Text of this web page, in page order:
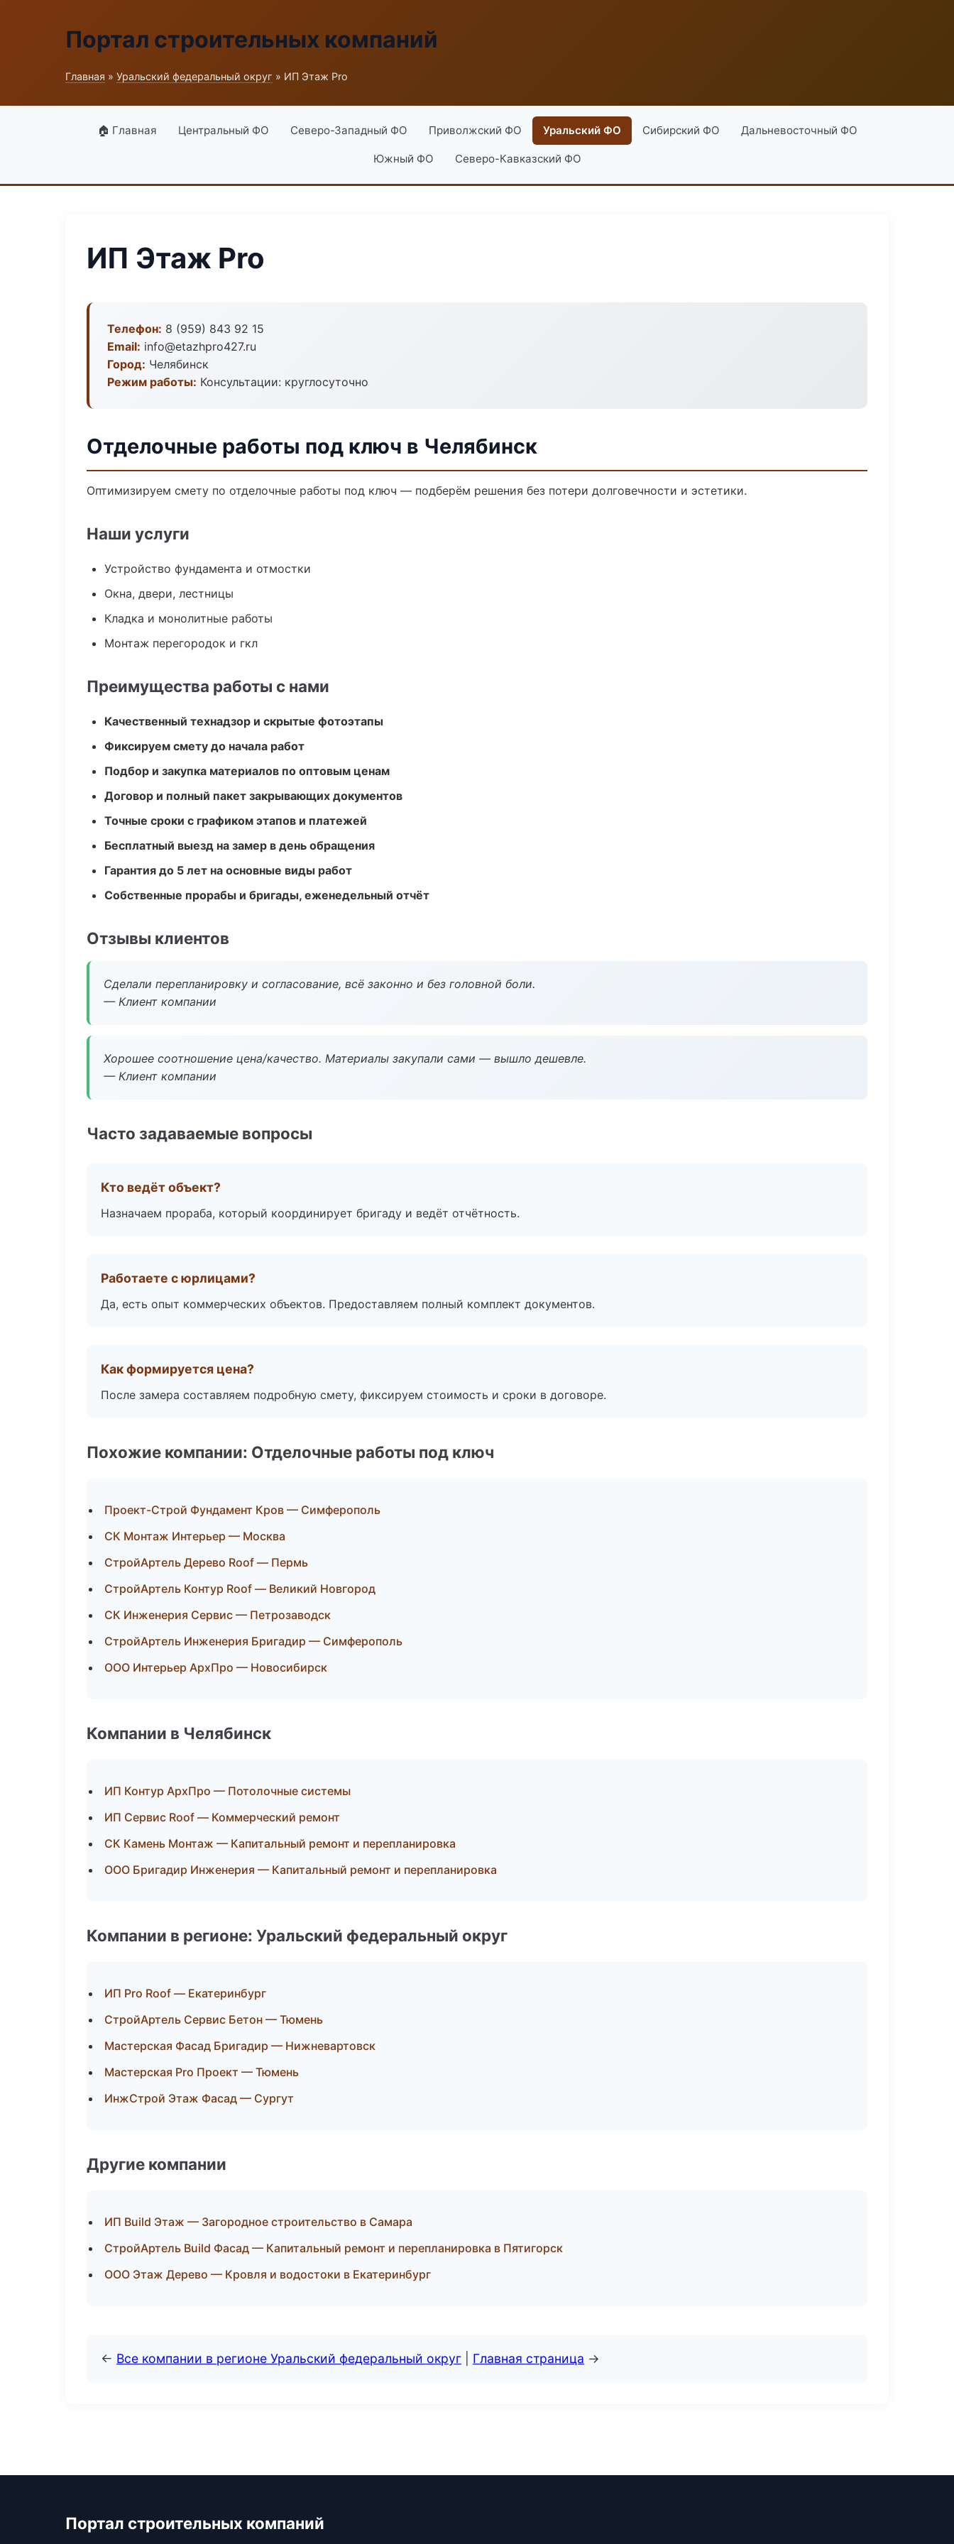
Портал строительных компаний
Главная » Уральский федеральный округ » ИП Этаж Pro
🏠 Главная Центральный ФО Северо-Западный ФО Приволжский ФО Уральский ФО Сибирский ФО Дальневосточный ФО
Южный ФО Северо-Кавказский ФО
ИП Этаж Pro
Телефон: 8 (959) 843 92 15
Email: info@etazhpro427.ru
Город: Челябинск
Режим работы: Консультации: круглосуточно
Отделочные работы под ключ в Челябинск
Оптимизируем смету по отделочные работы под ключ — подберём решения без потери долговечности и эстетики.
Наши услуги
Устройство фундамента и отмостки
Окна, двери, лестницы
Кладка и монолитные работы
Монтаж перегородок и гкл
Преимущества работы с нами
Качественный технадзор и скрытые фотоэтапы
Фиксируем смету до начала работ
Подбор и закупка материалов по оптовым ценам
Договор и полный пакет закрывающих документов
Точные сроки с графиком этапов и платежей
Бесплатный выезд на замер в день обращения
Гарантия до 5 лет на основные виды работ
Собственные прорабы и бригады, еженедельный отчёт
Отзывы клиентов
Сделали перепланировку и согласование, всё законно и без головной боли.
— Клиент компании
Хорошее соотношение цена/качество. Материалы закупали сами — вышло дешевле.
— Клиент компании
Часто задаваемые вопросы
Кто ведёт объект?
Назначаем прораба, который координирует бригаду и ведёт отчётность.
Работаете с юрлицами?
Да, есть опыт коммерческих объектов. Предоставляем полный комплект документов.
Как формируется цена?
После замера составляем подробную смету, фиксируем стоимость и сроки в договоре.
Похожие компании: Отделочные работы под ключ
Проект-Строй Фундамент Кров — Симферополь
СК Монтаж Интерьер — Москва
СтройАртель Дерево Roof — Пермь
СтройАртель Контур Roof — Великий Новгород
СК Инженерия Сервис — Петрозаводск
СтройАртель Инженерия Бригадир — Симферополь
ООО Интерьер АрхПро — Новосибирск
Компании в Челябинск
ИП Контур АрхПро — Потолочные системы
ИП Сервис Roof — Коммерческий ремонт
СК Камень Монтаж — Капитальный ремонт и перепланировка
ООО Бригадир Инженерия — Капитальный ремонт и перепланировка
Компании в регионе: Уральский федеральный округ
ИП Pro Roof — Екатеринбург
СтройАртель Сервис Бетон — Тюмень
Мастерская Фасад Бригадир — Нижневартовск
Мастерская Pro Проект — Тюмень
ИнжСтрой Этаж Фасад — Сургут
Другие компании
ИП Build Этаж — Загородное строительство в Самара
СтройАртель Build Фасад — Капитальный ремонт и перепланировка в Пятигорск
ООО Этаж Дерево — Кровля и водостоки в Екатеринбург
← Все компании в регионе Уральский федеральный округ Главная страница →
Портал строительных компаний